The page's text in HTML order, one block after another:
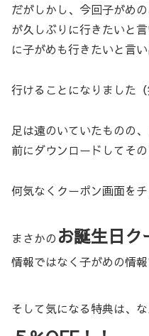
だがしかし、今回子がめ
が久しぶりに行きたいと
に子がめも行きたいと言
行けることになりました
足は遠のいていたものの
前にダウンロードしてその
何気なくクーポン画面を
まさかの お誕生日ク
情報ではなく子がめの情
そして気になる特典は、な